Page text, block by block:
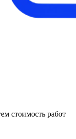
стоимость работ